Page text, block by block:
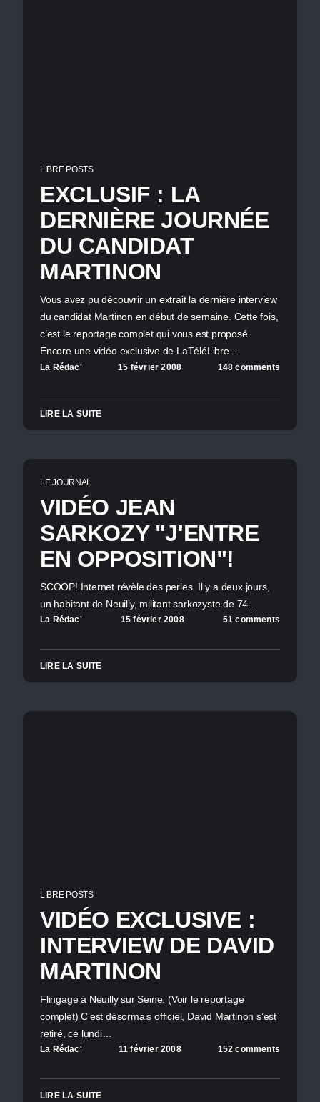
LIBRE POSTS
EXCLUSIF : LA
DERNIÈRE JOURNÉE
DU CANDIDAT
MARTINON
Vous avez pu découvrir un extrait la dernière interview
du candidat Martinon en début de semaine. Cette fois,
c’est le reportage complet qui vous est proposé.
Encore une vidéo exclusive de LaTéléLibre…
La Rédac' 15 février 2008 148 comments
LIRE LA SUITE
LE JOURNAL
VIDÉO JEAN
SARKOZY "J'ENTRE
EN OPPOSITION"!
SCOOP! Internet révèle des perles. Il y a deux jours,
un habitant de Neuilly, militant sarkozyste de 74…
La Rédac' 15 février 2008 51 comments
LIRE LA SUITE
LIBRE POSTS
VIDÉO EXCLUSIVE :
INTERVIEW DE DAVID
MARTINON
Flingage à Neuilly sur Seine. (Voir le reportage
complet) C’est désormais officiel, David Martinon s’est
retiré, ce lundi…
La Rédac' 11 février 2008 152 comments
LIRE LA SUITE